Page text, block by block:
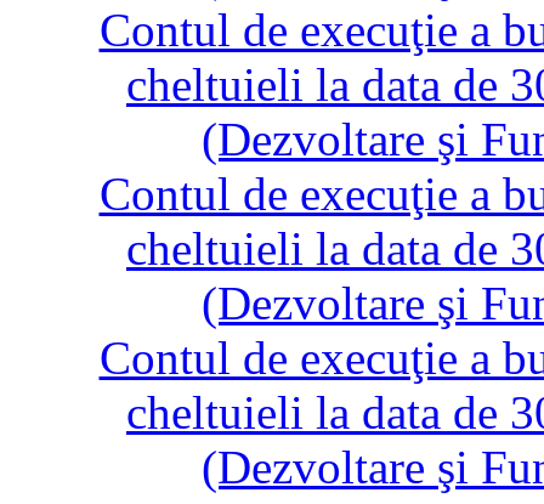
Contul de execuţie a
cheltuieli la data de
(Dezvoltare şi
Contul de execuţie a
cheltuieli la data de
(Dezvoltare şi
Contul de execuţie a
cheltuieli la data de
(Dezvoltare şi